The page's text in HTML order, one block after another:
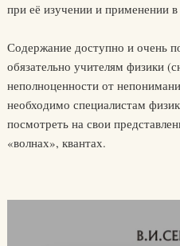
при её изучении и применении
Содержание доступно и очень
обязательно учителям физики
неполноценности от
необходимо специалистам
посмотреть на свои
«волнах», квантах.